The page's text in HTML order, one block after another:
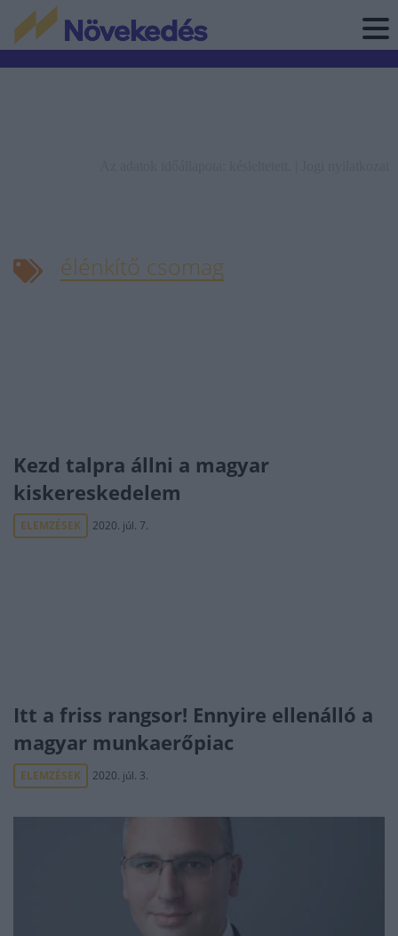
élénkítő csomag
Kezd talpra állni a magyar
kiskereskedelem
ELEMZÉSEK 2020. júl. 7.
Itt a friss rangsor! Ennyire ellenálló a
magyar munkaerőpiac
ELEMZÉSEK 2020. júl. 3.